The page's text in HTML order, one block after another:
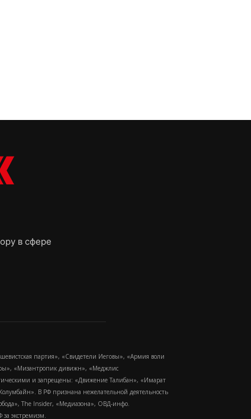
в сфере
партия», «Свидетели Иеговы», «Армия воли
«Мизантропик дивижн», «Меджлис
и запрещены: «Движение Талибан», «Имарат
В РФ признана нежелательной деятельность
The Insider, «Медиазона», ОВД-инфо.
экстремизм.